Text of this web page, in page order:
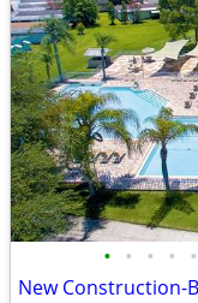
• • • • •